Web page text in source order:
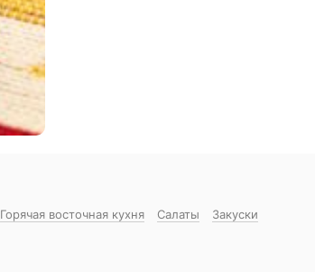
Горячая восточная куxня Салаты
Закуски